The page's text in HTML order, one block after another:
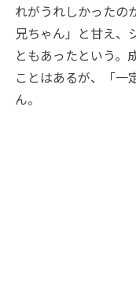
れがうれしかったの
兄ちゃん」と甘え、
ともあったという。
ことはあるが、「一
ん。